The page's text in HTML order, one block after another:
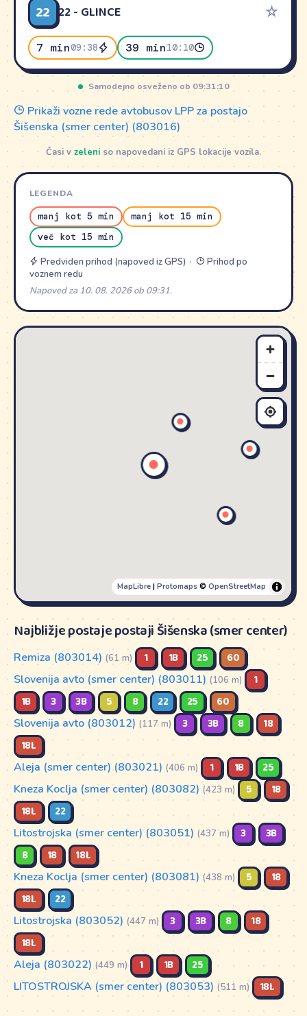
22 22 - GLINCE ☆
7 min09:38 39 min10:10
Samodejno osveženo ob 09:31:10
Prikaži vozne rede avtobusov LPP za postajo
Šišenska (smer center) (803016)
Časi v zeleni so napovedani iz GPS lokacije vozila.
LEGENDA
manj kot 5 min
manj kot 15 min
več kot 15 min
Predviden prihod (napoved iz GPS) ·
Prihod po
voznem redu
Napoved za 10. 08. 2026 ob 09:31.
MapLibre| Protomaps© OpenStreetMap
Najbližje postaje postaji Šišenska (smer center)
Remiza (803014) (61 m) 1 1B 25 60
Slovenija avto (smer center) (803011) (106 m)
1
1B
3 3B 5 8 22 25 60
Slovenija avto (803012) (117 m) 3 3B 8
18
18L
Aleja (smer center) (803021) (406 m) 1 1B 25
Kneza Koclja (smer center) (803082) (423 m) 5
18
18L
22
Litostrojska (smer center) (803051) (437 m) 3
3B
8
18 18L
Kneza Koclja (smer center) (803081) (438 m) 5
18
18L
22
Litostrojska (803052) (447 m) 3 3B 8
18
18L
Aleja (803022) (449 m) 1 1B 25
LITOSTROJSKA (smer center) (803053) (511 m) 18L